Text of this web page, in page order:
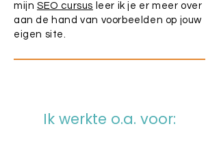
mijn SEO cursus leer ik je er meer over
aan de hand van voorbeelden op jouw
eigen site.
Ik werkte o.a. voor: